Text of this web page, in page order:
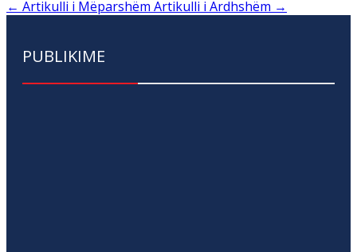
← Artikulli i Mëparshëm Artikulli i Ardhshëm →
PUBLIKIME